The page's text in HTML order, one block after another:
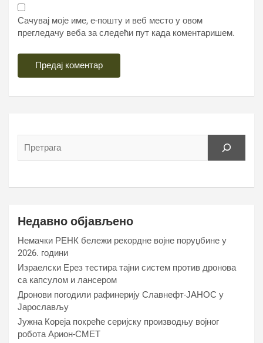
Сачувај моје име, е-пошту и веб место у овом
прегледачу веба за следећи пут када коментаришем.
Недавно објављено
Немачки РЕНК бележи рекордне војне поруџбине у
2026. години
Израелски Ерез тестира тајни систем против дронова
са капсулом и лансером
Дронови погодили рафинерију Славнефт-ЈАНОС у
Јарослављу
Јужна Кореја покреће серијску производњу војног
робота Арион-СМЕТ